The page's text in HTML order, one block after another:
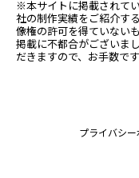
※本サイトに掲載されて
社の制作実績をご紹介す
像権の許可を得ていない
掲載に不都合がございま
だきますので、お手数で
プライバシ